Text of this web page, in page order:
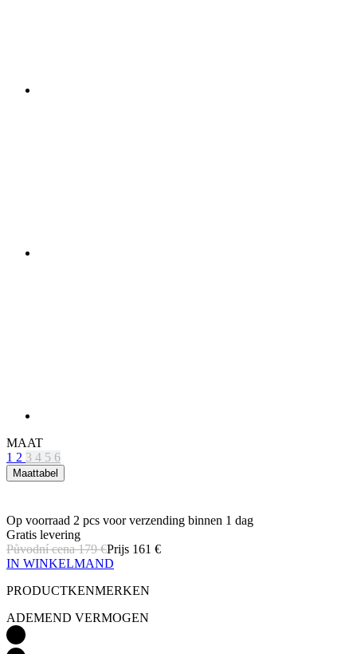
MAAT
1 2 3 4 5 6
Maattabel
Op voorraad 2 pcs voor verzending binnen 1 dag
Gratis levering
Prijs 161 €
Původní cena179 €
IN WINKELMAND
PRODUCTKENMERKEN
ADEMEND VERMOGEN